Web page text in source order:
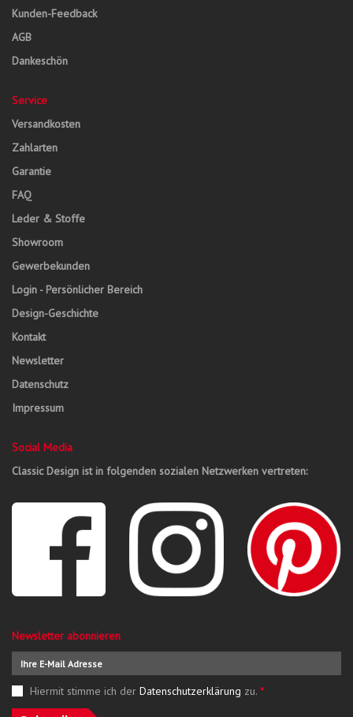
Kunden-Feedback
AGB
Dankeschön
Service
Versandkosten
Zahlarten
Garantie
FAQ
Leder & Stoffe
Showroom
Gewerbekunden
Login - Persönlicher Bereich
Design-Geschichte
Kontakt
Newsletter
Datenschutz
Impressum
Social Media
Classic Design ist in folgenden sozialen Netzwerken vertreten:
Newsletter abonnieren
Hiermit stimme ich der Datenschutzerklärung zu. *